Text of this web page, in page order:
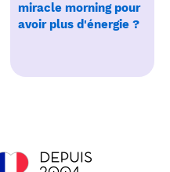
miracle morning pour
avoir plus d'énergie ?